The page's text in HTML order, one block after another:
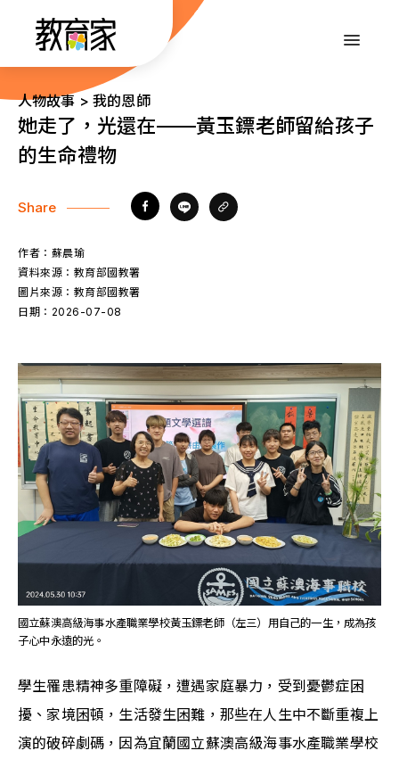
內
::: 人物故事 > 我的恩師
她走了，光還在——黃玉鏢老師留給孩子
的生命禮物
Share
作者： 蘇晨瑜
資料來源： 教育部國教署
圖片來源： 教育部國教署
日期： 2026-07-08
國立蘇澳高級海事水產職業學校黃玉鏢老師（左三）用自己的一生，成為孩
子心中永遠的光。
學生罹患精神多重障礙，遭遇家庭暴力，受到憂鬱症困
擾、家境困頓，生活發生困難，那些在人生中不斷重複上
演的破碎劇碼，因為宜蘭國立蘇澳高級海事水產職業學校